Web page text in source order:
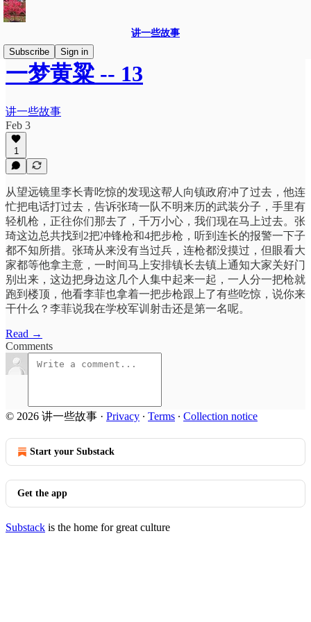
讲一些故事
Subscribe
Sign in
一梦黄粱 -- 13
讲一些故事
Feb 3
1
从望远镜里李长青吃惊的发现这帮人向镇政府冲了过去，他连
忙把电话打过去，告诉张琦一队不明来历的武装分子，手里有
轻机枪，正往你们那去了，千万小心，我们现在马上过去。张
琦这边总共找到2把冲锋枪和4把步枪，听到连长的报警一下子
都不知所措。张琦从来没有当过兵，连枪都没摸过，但眼看大
家都等他拿主意，一时间马上安排镇长去镇上通知大家关好门
别出来，这边把身边这几个人集中起来一起，一人分一把枪就
跑到楼顶，他看李菲也拿着一把步枪跟上了有些吃惊，说你来
干什么？李菲说我在学校军训射击还是第一名呢。
Read →
Comments
© 2026 讲一些故事 · Privacy ∙ Terms ∙ Collection notice
Start your Substack
Get the app
Substack is the home for great culture